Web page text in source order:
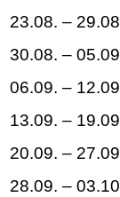
23.08. –
30.08. –
06.09. –
13.09. –
20.09. –
28.09. –